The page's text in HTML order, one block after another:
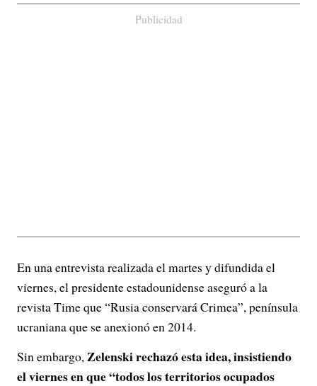
Publicidad
En una entrevista realizada el martes y difundida el
viernes, el presidente estadounidense aseguró a la
revista Time que “Rusia conservará Crimea”, península
ucraniana que se anexionó en 2014.
Sin embargo,Zelenski rechazó esta idea, insistiendo
el viernes en que “todos los territorios ocupados